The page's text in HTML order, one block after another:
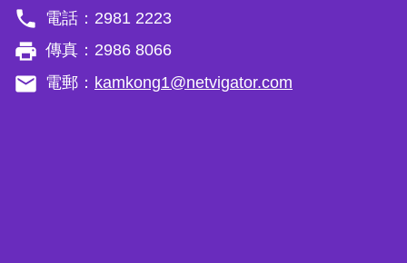
phone 電話：2981 2223
local_printshop 傳真：2986 8066
email 電郵： kamkong1@netvigator.com